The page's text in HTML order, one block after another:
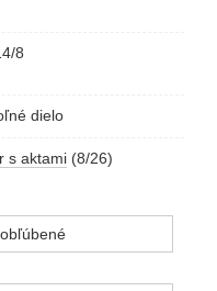
8
dielo
s aktami (8/26)